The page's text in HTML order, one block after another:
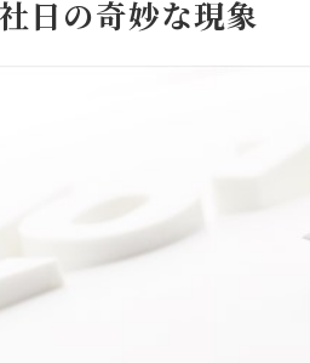
日の奇妙な現象